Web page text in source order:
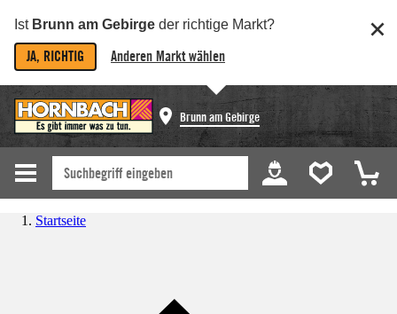
Ist Brunn am Gebirge der richtige Markt?
JA, RICHTIG Anderen Markt wählen
Brunn am Gebirge
Startseite